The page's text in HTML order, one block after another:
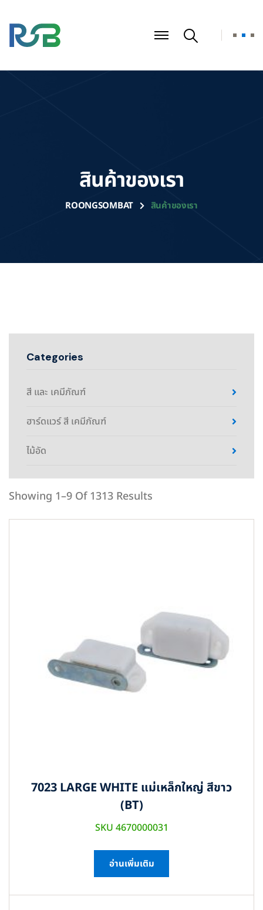
สินค้าของเรา
ROONGSOMBAT สินค้าของเรา
Categories
สี และ เคมีภัณฑ์
ฮาร์ดแวร์ สี เคมีภัณฑ์
ไม้อัด
Showing 1–9 Of 1313 Results
7023 LARGE WHITE แม่เหล็กใหญ่ สีขาว
(BT)
SKU 4670000031
อ่านเพิ่มเติม